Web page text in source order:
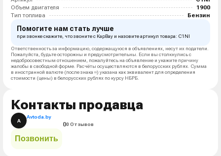
Объем двигателя
1900
Тип топлива
Бензин
Помогите нам стать лучше
при звонке скажите, что звоните с КарВау и назовите артикул товара: C1NI
Ответственность за информацию, содержащуюся в объявлениях, несут их податели.
Пожалуйста, будьте осторожны и предусмотрительны. Если вы столкнулись с
недобросовестным отношением, пожалуйтесь на объявление и укажите причину
жалобы в свободной форме. Расчёты осуществляются в белорусских рублях. Сумма
в иностранной валюте (после знака ≈) указана как эквивалент для определения
стоимости (цены) в белорусских рублях по курсу НБРБ.
Контакты продавца
A
Avtoda.by
00 Отзывов
Позвонить